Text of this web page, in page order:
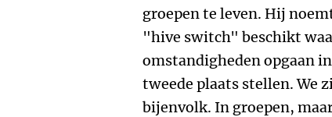
groepen te leven. Hij
"hive switch" beschikt
omstandigheden opgaan
tweede plaats stellen. We
bijenvolk. In groepen,